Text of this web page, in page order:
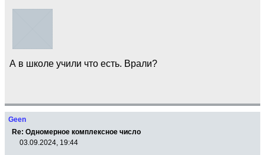
А в школе учили что есть. Врали?
Geen
Re: Одномерное комплексное число
03.09.2024, 19:44